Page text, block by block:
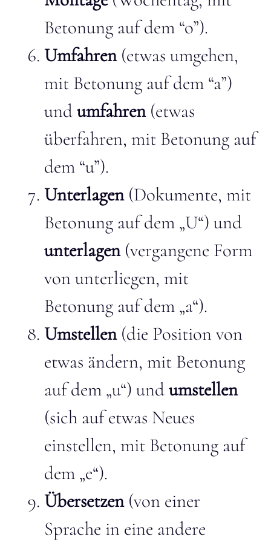
Betonung auf dem “o”).
Umfahren(etwas umgehen,
mit Betonung auf dem “a”)
undumfahren(etwas
überfahren, mit Betonung auf
dem “u”).
Unterlagen(Dokumente, mit
Betonung auf dem „U“) und
unterlagen(vergangene Form
von unterliegen, mit
Betonung auf dem „a“).
Umstellen(die Position von
etwas ändern, mit Betonung
auf dem „u“) undumstellen
(sich auf etwas Neues
einstellen, mit Betonung auf
dem „e“).
Übersetzen(von einer
Sprache in eine andere